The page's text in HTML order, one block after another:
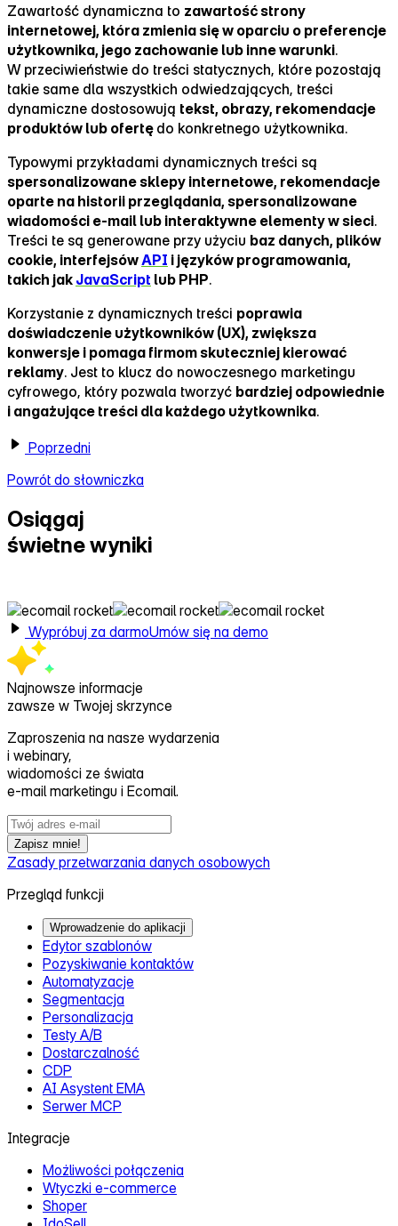
Zawartość dynamiczna to zawartość strony
internetowej, która zmienia się w oparciu o preferencje
użytkownika, jego zachowanie lub inne warunki.
W przeciwieństwie do treści statycznych, które pozostają
takie same dla wszystkich odwiedzających, treści
dynamiczne dostosowują tekst, obrazy, rekomendacje
produktów lub ofertę do konkretnego użytkownika.
Typowymi przykładami dynamicznych treści są
spersonalizowane sklepy internetowe, rekomendacje
oparte na historii przeglądania, spersonalizowane
wiadomości e‑mail lub interaktywne elementy w sieci.
Treści te są generowane przy użyciu baz danych, plików
cookie, interfejsówAPI i języków programowania,
takich jak JavaScript lub PHP.
Korzystanie z dynamicznych treści poprawia
doświadczenie użytkowników (UX), zwiększa
konwersje i pomaga firmom skuteczniej kierować
reklamy. Jest to klucz do nowoczesnego marketingu
cyfrowego, który pozwala tworzyć bardziej odpowiednie
i angażujące treści dla każdego użytkownika.
Poprzedni
Powrót do słowniczka
Osiągaj
świetne wyniki
Wypróbuj za darmoUmów się na demo
Najnowsze informacje
zawsze w Twojej skrzynce
Zaproszenia na nasze wydarzenia
i webinary,
wiadomości ze świata
e‑mail marketingu i Ecomail.
Zapisz mnie!
Zasady przetwarzania danych osobowych
Przegląd funkcji
Wprowadzenie do aplikacji
Edytor szablonów
Pozyskiwanie kontaktów
Automatyzacje
Segmentacja
Personalizacja
Testy A/B
Dostarczalność
CDP
AI Asystent EMA
Serwer MCP
Integracje
Możliwości połączenia
Wtyczki e‑commerce
Shoper